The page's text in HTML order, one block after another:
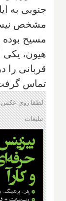
جنوبی به
مشخص
مسیح بوده
هیون،
تماس
لطفا روی عکس
تبلیغات